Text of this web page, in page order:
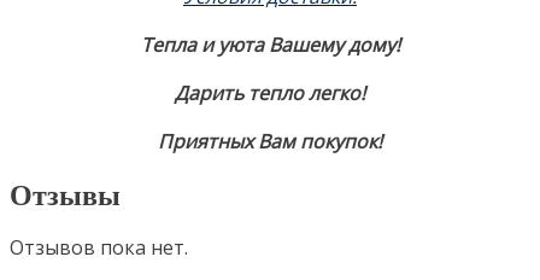
Тепла и уюта Вашему дому!
Дарить тепло легко!
Приятных Вам покупок!
Отзывы
Отзывов пока нет.